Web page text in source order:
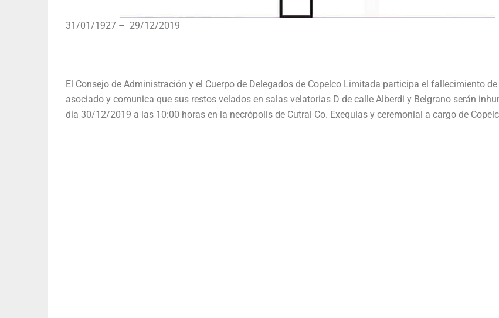
31/01/1927 – 29/12/2019
El Consejo de Administración y el Cuerpo de Delegados de Copelco Limitada participa el fallecimiento de
asociado y comunica que sus restos velados en salas velatorias D de calle Alberdi y Belgrano serán
día 30/12/2019 a las 10:00 horas en la necrópolis de Cutral Co. Exequias y ceremonial a cargo de